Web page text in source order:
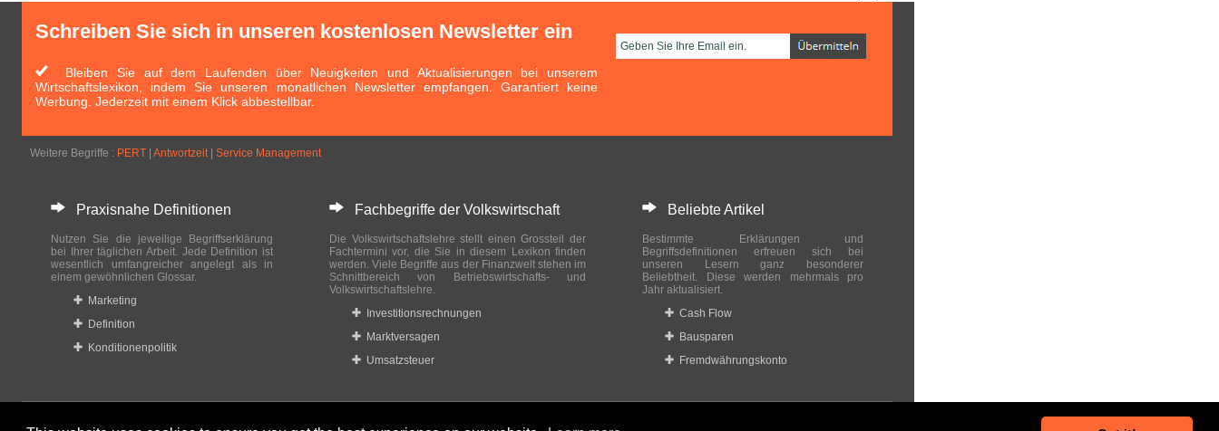
Schreiben Sie sich in unseren kostenlosen Newsletter ein
Bleiben Sie auf dem Laufenden über Neuigkeiten und Aktualisierungen bei unserem
Wirtschaftslexikon, indem Sie unseren monatlichen Newsletter empfangen. Garantiert keine
Werbung. Jederzeit mit einem Klick abbestellbar.
Weitere Begriffe : PERT Antwortzeit| Service Management
Praxisnahe Definitionen
Nutzen Sie die jeweilige Begriffserklärung
bei Ihrer täglichen Arbeit. Jede Definition ist
wesentlich umfangreicher angelegt als in
einem gewöhnlichen Glossar.
Marketing
Definition
Konditionenpolitik
Fachbegriffe der Volkswirtschaft
Die Volkswirtschaftslehre stellt einen Grossteil der
Fachtermini vor, die Sie in diesem Lexikon finden
werden. Viele Begriffe aus der Finanzwelt stehen im
Schnittbereich von Betriebswirtschafts- und
Volkswirtschaftslehre.
Investitionsrechnungen
Marktversagen
Umsatzsteuer
Beliebte Artikel
Bestimmte Erklärungen und
Begriffsdefinitionen erfreuen sich bei
unseren Lesern ganz besonderer
Beliebtheit. Diese werden mehrmals pro
Jahr aktualisiert.
Cash Flow
Bausparen
Fremdwährungskonto